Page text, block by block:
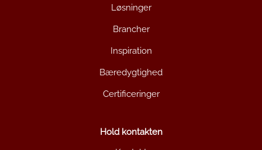
Løsninger
Brancher
Inspiration
Bæredygtighed
Certificeringer
Hold kontakten